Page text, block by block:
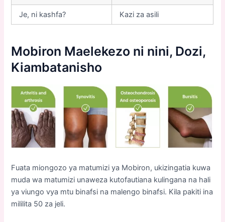
Je, ni kashfa? Kazi za asili
Mobiron Maelekezo ni nini, Dozi,
Kiambatanisho
Fuata miongozo ya matumizi ya Mobiron, ukizingatia kuwa
muda wa matumizi unaweza kutofautiana kulingana na hali
ya viungo vya mtu binafsi na malengo binafsi. Kila pakiti ina
mililita 50 za jeli.